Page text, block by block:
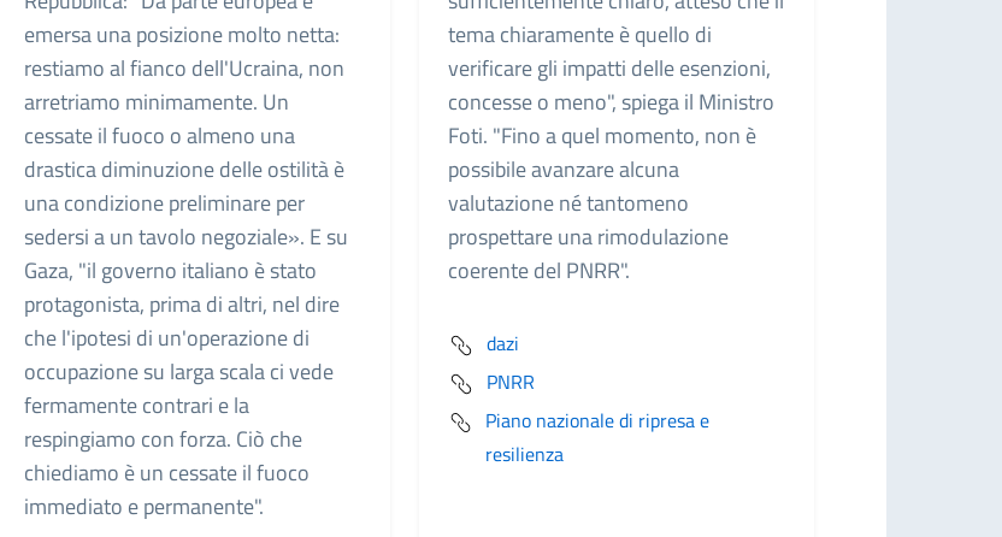
emersa una posizione molto netta:
restiamo al fianco dell'Ucraina, non
arretriamo minimamente. Un
cessate il fuoco o almeno una
drastica diminuzione delle ostilità è
una condizione preliminare per
sedersi a un tavolo negoziale». E su
Gaza, "il governo italiano è stato
protagonista, prima di altri, nel dire
che l'ipotesi di un'operazione di
occupazione su larga scala ci vede
fermamente contrari e la
respingiamo con forza. Ciò che
chiediamo è un cessate il fuoco
immediato e permanente".
tema chiaramente è quello di
verificare gli impatti delle esenzioni,
concesse o meno", spiega il Ministro
Foti. "Fino a quel momento, non è
possibile avanzare alcuna
valutazione né tantomeno
prospettare una rimodulazione
coerente del PNRR".
dazi
PNRR
Piano nazionale di ripresa e
resilienza